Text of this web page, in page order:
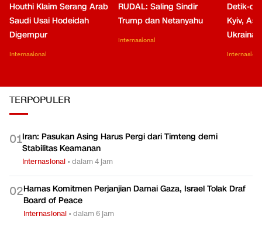
Houthi Klaim Serang Arab
Saudi Usai Hodeidah
Digempur
Internasional
RUDAL: Saling Sindir
Trump dan Netanyahu
Internasional
Detik-
Kyiv,
Ukraina
TERPOPULER
01Iran: Pasukan Asing Harus Pergi dari Timteng demi
Stabilitas Keamanan
Internasional •dalam 4 jam
02Hamas Komitmen Perjanjian Damai Gaza, Israel Tolak Draf
Board of Peace
Internasional •dalam 6 jam